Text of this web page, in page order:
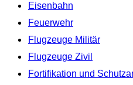
Eisenbahn
Feuerwehr
Flugzeuge Militär
Flugzeuge Zivil
Fortifikation und